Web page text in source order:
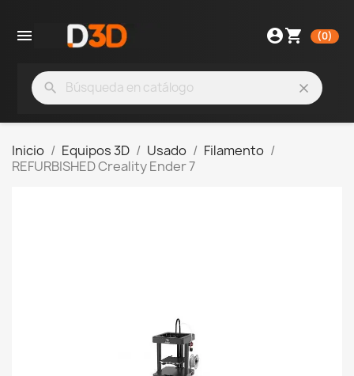
 shopping_cart (0)
account_circle
search clear
Inicio Equipos 3D Usado
Filamento
REFURBISHED Creality Ender 7